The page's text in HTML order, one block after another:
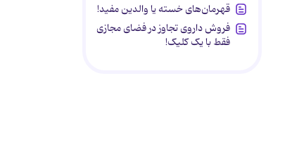
قهرمان‌های خسته یا والدین مفید!
فروش داروی تجاوز در فضای مجازی
فقط با یک کلیک!